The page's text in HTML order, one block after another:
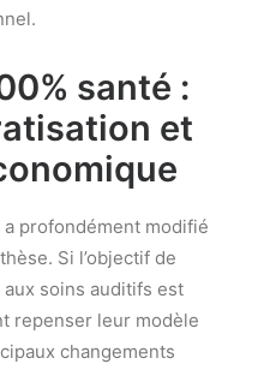
santé :
et
a profondément modifié
Si l’objectif de
aux soins auditifs est
repenser leur modèle
changements